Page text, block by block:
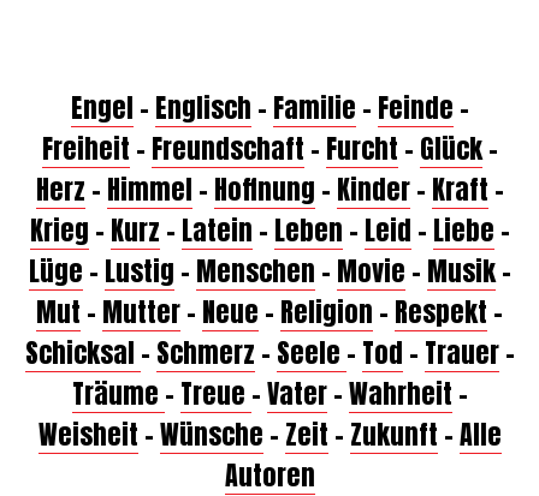
Engel – Englisch – Familie – Feinde –
Freiheit – Freundschaft – Furcht – Glück–
Herz – Himmel – Hoffnung – Kinder– Kraft –
Krieg – Kurz – Latein – Leben – Leid – Liebe –
Lüge – Lustig – Menschen – Movie – Musik–
Mut – Mutter– Neue – Religion – Respekt –
Schicksal – Schmerz – Seele – Tod – Trauer–
Träume – Treue –Vater–Wahrheit –
Weisheit –Wünsche – Zeit – Zukunft –Alle
Autoren